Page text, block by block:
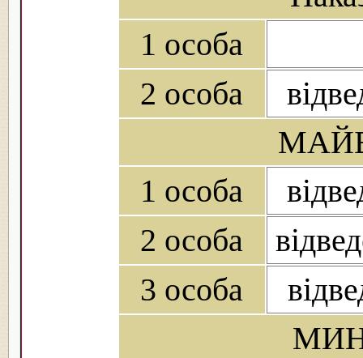
1 особа
2 особа
1 особа
2 особа
3 особа